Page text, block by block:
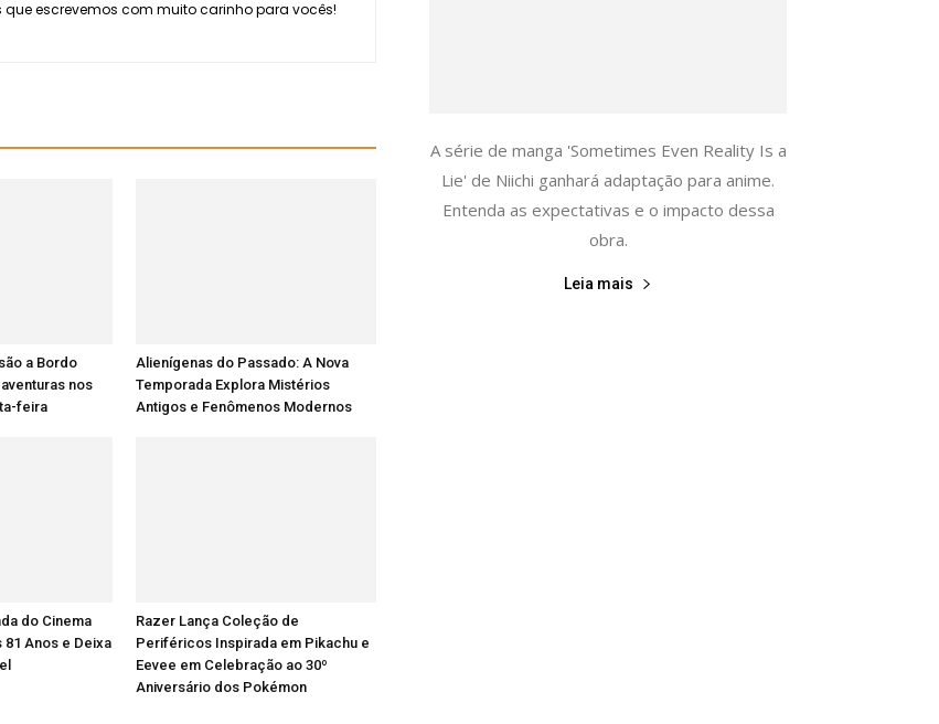
escrevemos com muito carinho para vocês!
a Bordo
nos
feira
Alienígenas do Passado: A Nova
Temporada Explora Mistérios
Antigos e Fenômenos Modernos
do Cinema
Anos e Deixa
Razer Lança Coleção de
Periféricos Inspirada em Pikachu e
Eevee em Celebração ao 30º
Aniversário dos Pokémon
A série de manga 'Sometimes Even Reality Is a
Lie' de Niichi ganhará adaptação para anime.
Entenda as expectativas e o impacto dessa
obra.
Leia mais